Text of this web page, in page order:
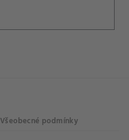
Všeobecné podmínky